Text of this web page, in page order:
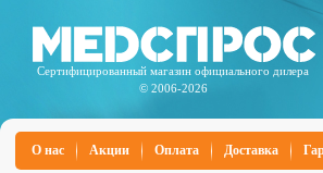
Сертифицированный магазин официального дилера
© 2006-2026
О нас Акции Оплата Доставка